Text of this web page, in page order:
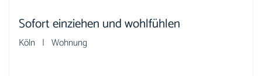
Sofort einziehen und wohlfühlen
Köln | Wohnung